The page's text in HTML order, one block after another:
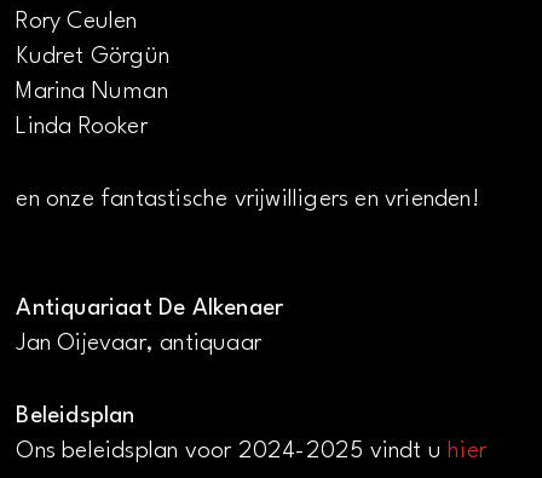
Rory Ceulen
Kudret Görgün
Marina Numan
Linda Rooker
en onze fantastische vrijwilligers en vrienden!
Antiquariaat De Alkenaer
Jan Oijevaar, antiquaar
Beleidsplan
Ons beleidsplan voor 2024-2025 vindt uhier